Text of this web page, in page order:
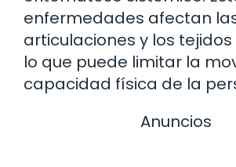
enfermedades afectan
articulaciones y los
lo que puede limitar la
capacidad física de la
Anuncios